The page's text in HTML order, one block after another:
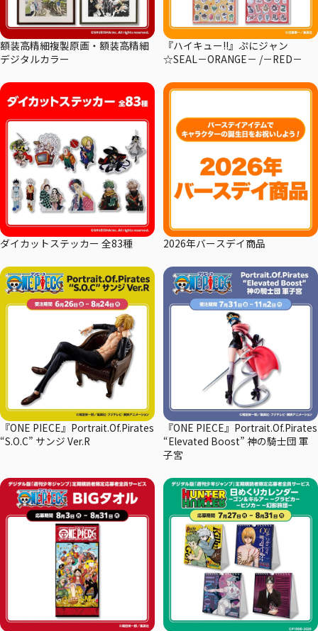
額装高精細複製原画・額装高精細
デジタルカラー
『ハイキュー!!』ぷにジャン
☆SEAL－ORANGE－ /－RED－
ダイカットステッカー 全83種 2026年バースデイ商品
『ONE PIECE』Portrait.Of.Pirates
“S.O.C” サンジ Ver.R
『ONE PIECE』Portrait.Of.Pirates
“Elevated Boost” 神の騎士団 軍
子宮